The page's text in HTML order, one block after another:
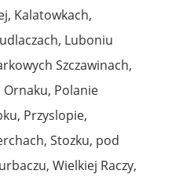
Kalatowkach,
Luboniu
Szczawinach,
Polanie
Przyslopie,
Stozku, pod
Wielkiej Raczy,